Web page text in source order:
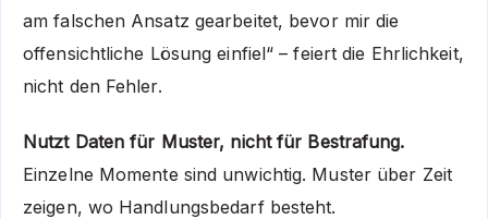
am falschen Ansatz gearbeitet, bevor mir die
offensichtliche Lösung einfiel“ – feiert die Ehrlichkeit,
nicht den Fehler.
Nutzt Daten für Muster, nicht für Bestrafung.
Einzelne Momente sind unwichtig. Muster über Zeit
zeigen, wo Handlungsbedarf besteht.